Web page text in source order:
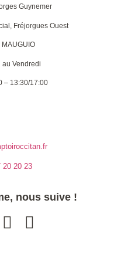
Guynemer
Fréjorgues Ouest
au Vendredi
– 13:30/17:00
20 20 23
nous suive !